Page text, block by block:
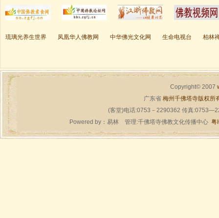
琉璃光养生世界 凤凰华人佛教网 中华佛光文化网 生命电视台 柏林
Copyright© 2007
广东省 梅州千佛塔寺版权所
(客堂)电话:0753－2290362 传真
Powered by： 易林管理:千佛塔寺佛教文化传播中心 粤